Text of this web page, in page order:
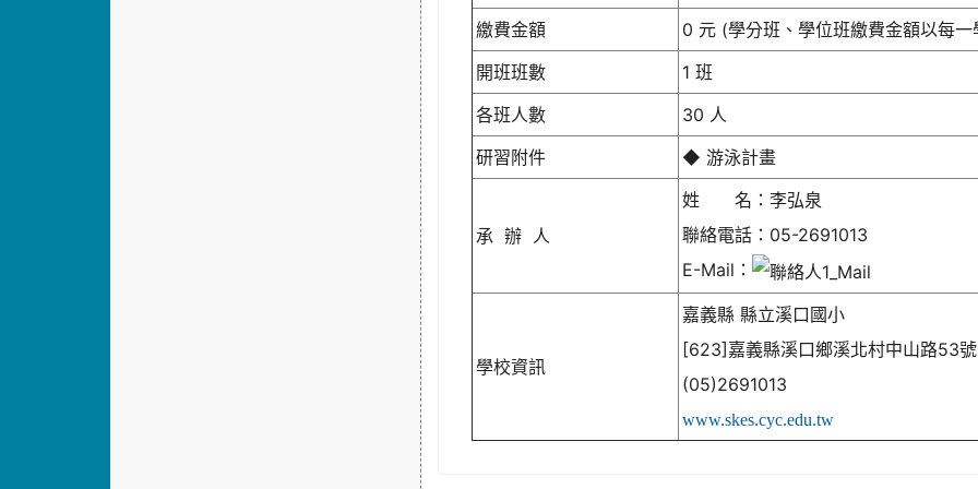
繳費金額
0 元 (學分班、學位班繳費金額以每一
開班班數
1 班
各班人數
30 人
研習附件
◆ 游泳計畫
承 辦 人
姓 名：李弘泉
聯絡電話：05-2691013
E-Mail：
學校資訊
嘉義縣 縣立溪口國小
[623]嘉義縣溪口鄉溪北村中山路53號
(05)2691013
www.skes.cyc.edu.tw